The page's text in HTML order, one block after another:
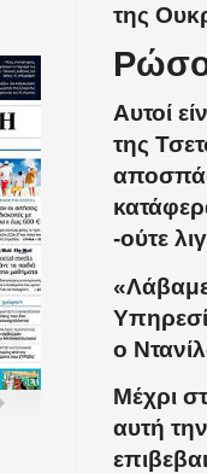
της
Αυτοί
της
-ούτε
ο
Μέχρι
αυτή